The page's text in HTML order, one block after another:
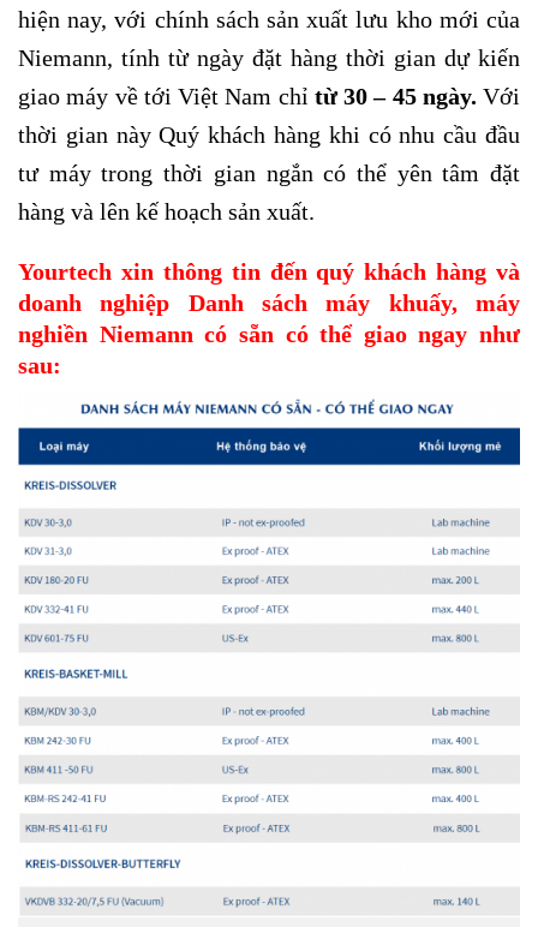
hiện nay, với chính sách sản xuất lưu kho mới của
Niemann, tính từ ngày đặt hàng thời gian dự kiến
giao máy về tới Việt Nam chỉ từ 30 – 45 ngày. Với
thời gian này Quý khách hàng khi có nhu cầu đầu
tư máy trong thời gian ngắn có thể yên tâm đặt
hàng và lên kế hoạch sản xuất.
Yourtech xin thông tin đến quý khách hàng và
doanh nghiệp Danh sách máy khuấy, máy
nghiền Niemann có sẵn có thể giao ngay như
sau: